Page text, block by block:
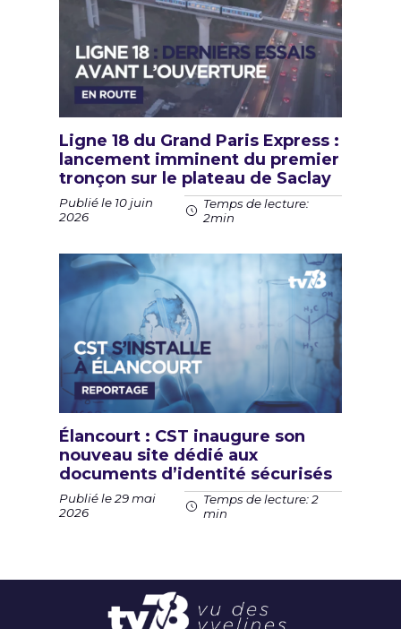
Ligne 18 du Grand Paris Express :
lancement imminent du premier
tronçon sur le plateau de Saclay
Publié le 10 juin
2026
Temps de lecture:
2min
Élancourt : CST inaugure son
nouveau site dédié aux
documents d’identité sécurisés
Publié le 29 mai
2026
Temps de lecture: 2
min